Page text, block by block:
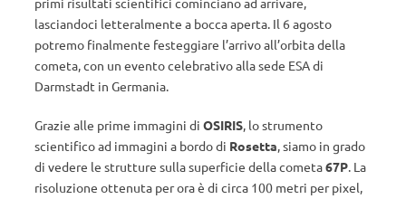
lasciandoci letteralmente a bocca aperta. Il 6 agosto
potremo finalmente festeggiare l’arrivo all’orbita della
cometa, con un evento celebrativo alla sede ESA di
Darmstadt in Germania.
Grazie alle prime immagini di OSIRIS, lo strumento
scientifico ad immagini a bordo di Rosetta, siamo in grado
di vedere le strutture sulla superficie della cometa67P. La
risoluzione ottenuta per ora è di circa 100 metri per pixel,